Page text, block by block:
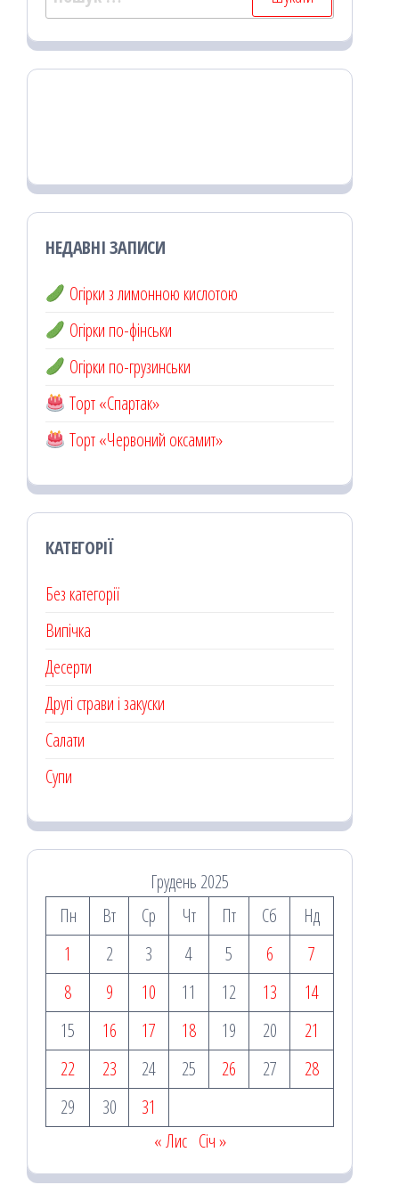
НЕДАВНІ ЗАПИСИ
Огірки з лимонною кислотою
Огірки по-фінськи
Огірки по-грузинськи
Торт «Спартак»
Торт «Червоний оксамит»
КАТЕГОРІЇ
Без категорії
Випічка
Десерти
Другі страви і закуски
Салати
Супи
Грудень 2025
Пн
Вт Ср Чт Пт Сб
Нд
1
2 3 4 5 6
7
8
9 10 11 12 13
14
15
16 17 18 19 20
21
22
23 24 25 26 27
28
29
30
31
« Лис Січ »